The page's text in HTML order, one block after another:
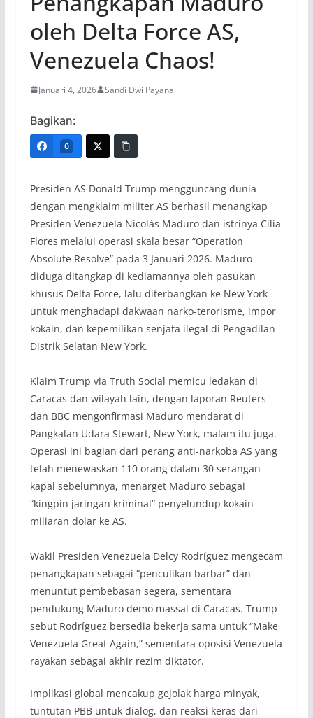
oleh Delta Force AS,
Venezuela Chaos!
Januari 4, 2026 Sandi Dwi Payana
Bagikan:
0
Presiden AS Donald Trump mengguncang dunia
dengan mengklaim militer AS berhasil menangkap
Presiden Venezuela Nicolás Maduro dan istrinya Cilia
Flores melalui operasi skala besar “Operation
Absolute Resolve” pada 3 Januari 2026. Maduro
diduga ditangkap di kediamannya oleh pasukan
khusus Delta Force, lalu diterbangkan ke New York
untuk menghadapi dakwaan narko-terorisme, impor
kokain, dan kepemilikan senjata ilegal di Pengadilan
Distrik Selatan New York.
Klaim Trump via Truth Social memicu ledakan di
Caracas dan wilayah lain, dengan laporan Reuters
dan BBC mengonfirmasi Maduro mendarat di
Pangkalan Udara Stewart, New York, malam itu juga.
Operasi ini bagian dari perang anti-narkoba AS yang
telah menewaskan 110 orang dalam 30 serangan
kapal sebelumnya, menarget Maduro sebagai
“kingpin jaringan kriminal” penyelundup kokain
miliaran dolar ke AS.
Wakil Presiden Venezuela Delcy Rodríguez mengecam
penangkapan sebagai “penculikan barbar” dan
menuntut pembebasan segera, sementara
pendukung Maduro demo massal di Caracas. Trump
sebut Rodríguez bersedia bekerja sama untuk “Make
Venezuela Great Again,” sementara oposisi Venezuela
rayakan sebagai akhir rezim diktator.
Implikasi global mencakup gejolak harga minyak,
tuntutan PBB untuk dialog, dan reaksi keras dari